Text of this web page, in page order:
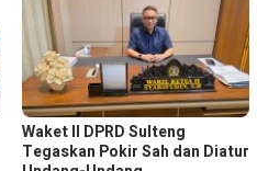
Waket ll DPRD Sulteng
Tegaskan Pokir Sah dan Diatur